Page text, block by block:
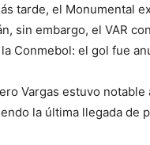
tarde, el Monumental
sin embargo, el VAR
Conmebol: el gol fue
Vargas estuvo
la última llegada de